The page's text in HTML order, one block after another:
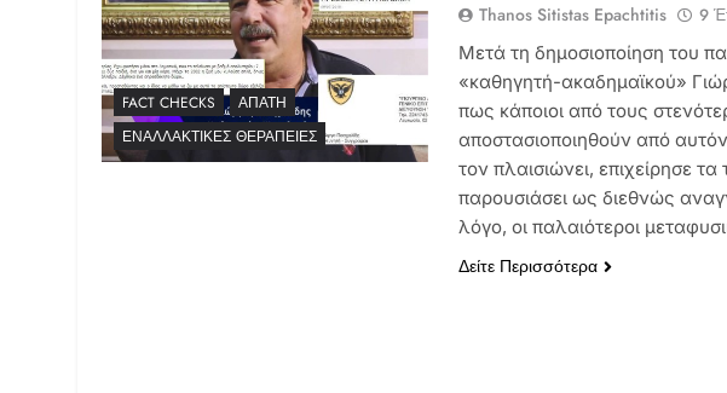
FACT CHECKS
ΑΠΆΤΗ
ΕΝΑΛΛΑΚΤΙΚΈΣ ΘΕΡΑΠΕΊΕΣ
Thanos Sitistas Epachtitis 9
Μετά τη δημοσιοποίηση του
«καθηγητή-ακαδημαϊκού»
πως κάποιοι από τους
αποστασιοποιηθούν από
τον πλαισιώνει, επιχείρησε
παρουσιάσει ως διεθνώς
λόγο, οι παλαιότεροι
Δείτε Περισσότερα